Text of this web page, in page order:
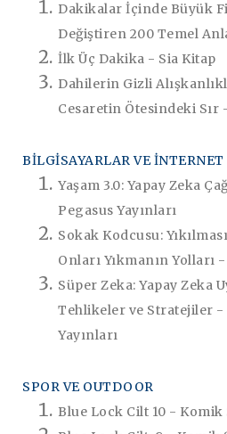
Dakikalar İçinde Büyük
Değiştiren 200 Temel
İlk Üç Dakika - Sia Kitap
Dahilerin Gizli
Cesaretin Ötesindeki
BİLGİSAYARLAR VE İNTERNET
Yaşam 3.0: Yapay Zeka
Pegasus Yayınları
Sokak Kodcusu:
Onları Yıkmanın Yolları
Süper Zeka: Yapay Zeka
Tehlikeler ve Stratejiler -
Yayınları
SPOR VE OUTDOOR
Blue Lock Cilt 10 - Komik